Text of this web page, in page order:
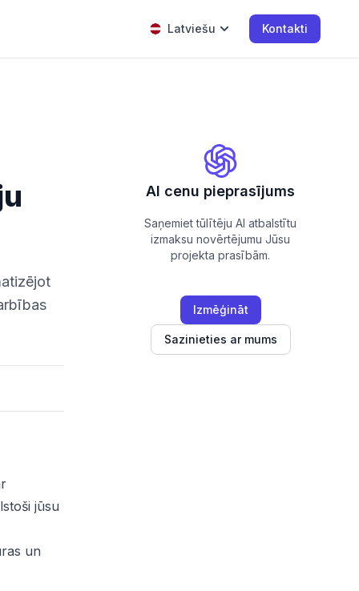
Latviešu Kontakti
jūsu
un
AI cenu pieprasījums
Saņemiet tūlītēju AI atbalstītu
izmaksu novērtējumu Jūsu
projekta prasībām.
Izmēģināt
Sazinieties ar mums